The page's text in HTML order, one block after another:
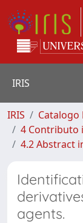
IRIS
IRIS
Catalogo
4 Contributo
4.2 Abstract
agents.